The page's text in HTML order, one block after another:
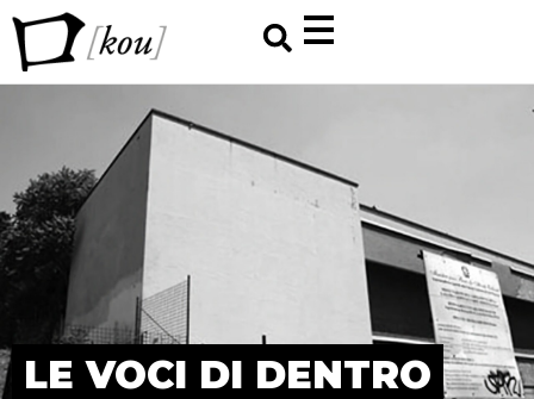
LE VOCI DI DENTRO